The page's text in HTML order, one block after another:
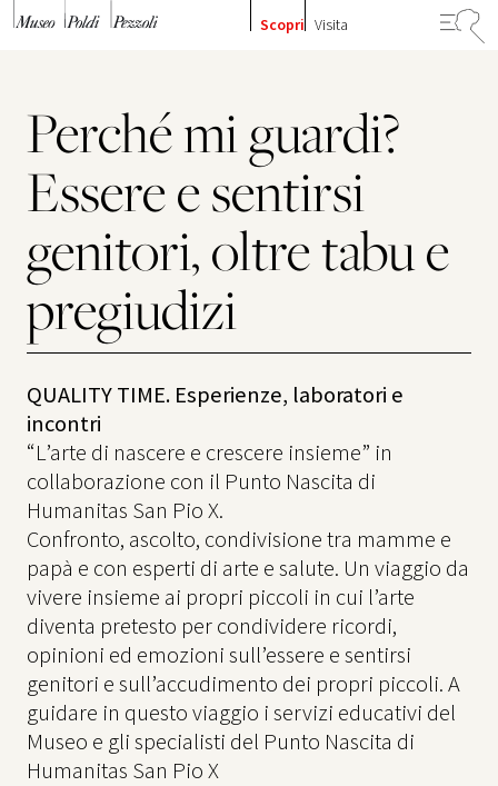
Vai al contenuto
Scopri Visita
Perché mi guardi?
Essere e sentirsi
genitori, oltre tabu e
pregiudizi
QUALITY TIME. Esperienze, laboratori e
incontri
“L’arte di nascere e crescere insieme” in
collaborazione con il Punto Nascita di
Humanitas San Pio X.
Confronto, ascolto, condivisione tra mamme e
papà e con esperti di arte e salute. Un viaggio da
vivere insieme ai propri piccoli in cui l’arte
diventa pretesto per condividere ricordi,
opinioni ed emozioni sull’essere e sentirsi
genitori e sull’accudimento dei propri piccoli. A
guidare in questo viaggio i servizi educativi del
Museo e gli specialisti del Punto Nascita di
Humanitas San Pio X